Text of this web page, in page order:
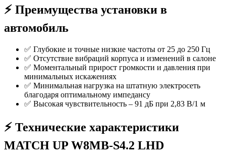
⚡️ Преимущества установки в
автомобиль
✅ Глубокие и точные низкие частоты от 25 до 250 Гц
✅ Отсутствие вибраций корпуса и изменений в салоне
✅ Моментальный прирост громкости и давления при
минимальных искажениях
✅ Минимальная нагрузка на штатную электросеть
благодаря оптимальному импедансу
✅ Высокая чувствительность – 91 дБ при 2,83 В/1 м
⚡️ Технические характеристики
MATCH UP W8MB-S4.2 LHD